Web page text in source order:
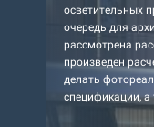
осветительных
очередь для
рассмотрена
произведен
делать
спецификации,